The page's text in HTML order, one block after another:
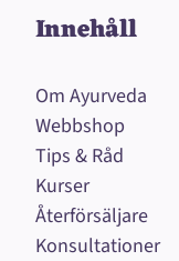
Innehåll
Om Ayurveda
Webbshop
Tips & Råd
Kurser
Återförsäljare
Konsultationer